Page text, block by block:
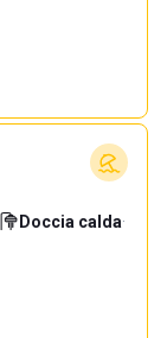
Doccia calda·